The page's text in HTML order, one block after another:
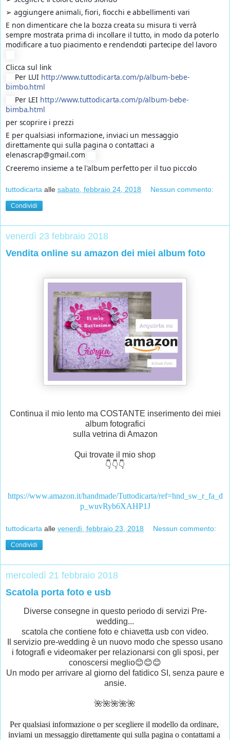
➢ aggiungere animali, fiori, fiocchi e abbellimenti vari
E non dimenticare che la bozza creata su misura ti verrà
sempre mostrata prima di incollare il tutto, in modo da poterlo
modificare a tuo piacimento e rendendoti partecipe del lavoro
Clicca sul link
Per LUI http://www.tuttodicarta.com/p/album-bebe-
bimbo.html
Per LEI http://www.tuttodicarta.com/p/album-bebe-
bimba.html
per scoprire i prezzi
E per qualsiasi informazione, inviaci un messaggio
direttamente qui sulla pagina o contattaci a
elenascrap@gmail.com
Creeremo insieme a te l'album perfetto per il tuo piccolo
tuttodicarta alle sabato, febbraio 24, 2018 Nessun commento:
Condividi
venerdì 23 febbraio 2018
Vendita online su amazon dei miei album foto
Continua il mio lento ma COSTANTE inserimento dei miei
album fotografici
sulla vetrina di Amazon
Qui trovate il mio shop
👇👇👇
https://www.amazon.it/handmade/Tuttodicarta/ref=hnd_sw_r_fa_d
p_wuvRyb6XAHP1J
tuttodicarta alle venerdì, febbraio 23, 2018 Nessun commento:
Condividi
mercoledì 21 febbraio 2018
Scatola porta foto e usb
Diverse consegne in questo periodo di servizi Pre-
wedding...
scatola che contiene foto e chiavetta usb con video.
Il servizio pre-wedding è un nuovo modo che spesso usano
i fotografi e videomaker per relazionarsi con gli sposi, per
conoscersi meglio😊😊😊
Un modo per arrivare al giorno del fatidico SI, senza paure e
ansie.
🌺🌺🌺🌺🌺
Per qualsiasi informazione o per scegliere il modello da ordinare,
inviami un messaggio direttamente qui sulla pagina o contattami a